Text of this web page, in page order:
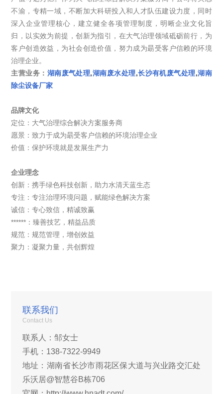
不渝，专精一域，不断加大科研投入和人才队伍建设力度，同时
深入企业管理核心，建立健全各项管理制度，明晰企业文化旨
归，以实效为前提，创新为指引，在大气治理领域砥砺前行，为
客户创造效益，为社会创造价值，努力成为朂受客户信赖的环境
治理企业。
主营业务： 湖南废气处理,湖南废水处理,长沙有机废气处理,湖南
除尘设备厂家
品牌文化
定位：大气治理综合解决方案服务商
愿景：致力于成为朂受客户信赖的环境治理企业
价值：保护环境就是发展生产力
企业理念
创新：携手绿色科技创新，助力水清天蓝生态
专注：专注治理环境问题，赋能绿色解决方案
诚信：专心致信，精诚致赢
******：臻善技艺，精益品质
规范：规范管理，增创效益
聚力：凝聚力量，共创辉煌
联系我们
Contact Us
联系人：邹女士
手机：138-7322-9949
地址：湖南省长沙市雨花区保大道与兴业路交汇处
乐沃居@智慧谷B栋706